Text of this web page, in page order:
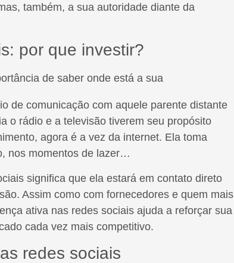
também, a sua autoridade diante da
por que investir?
de comunicação com aquele parente distante
o rádio e a televisão tiverem seu propósito
agora é a vez da internet. Ela toma
nos momentos de lazer…
significa que ela estará em contato direto
Assim como com fornecedores e quem mais
ativa nas redes sociais ajuda a reforçar sua
cada vez mais competitivo.
redes sociais